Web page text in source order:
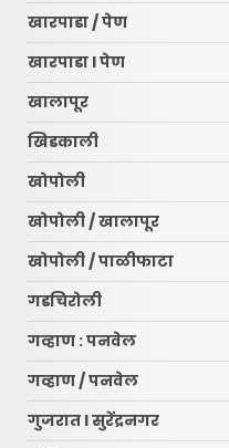
खारपाडा / पेण
खारपाडा l पेण
खालापूर
खिडकाली
खोपोली
खोपोली / खालापूर
खोपोली / पाळीफाटा
गडचिरोली
गव्हाण : पनवेल
गव्हाण / पनवेल
गुजरात l सुरेंद्रनगर